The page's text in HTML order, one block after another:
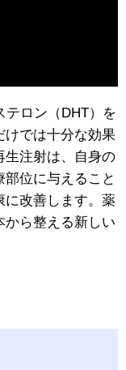
テロン（DHT）を
けでは十分な効果
生注射は、自身の
位に与えること
に改善します。薬
から整える新しい